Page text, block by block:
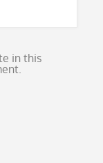
in this